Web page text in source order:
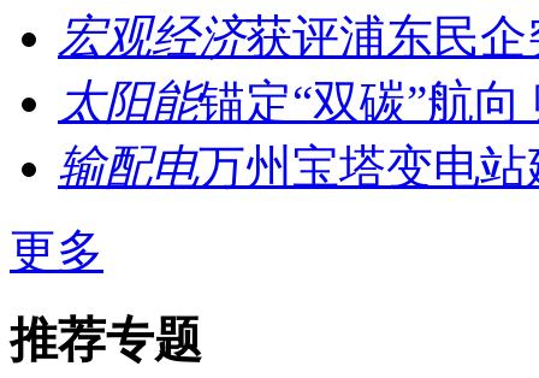
宏观经济获评浦东民
太阳能锚定“双碳”航
输配电万州宝塔变电
更多
推荐专题